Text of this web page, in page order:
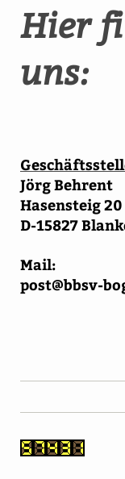
Hier
uns:
Jörg Behrent
Hasensteig 20
D-15827
Mail:
post@bbsv-